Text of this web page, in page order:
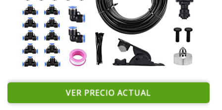
VER PRECIO ACTUAL